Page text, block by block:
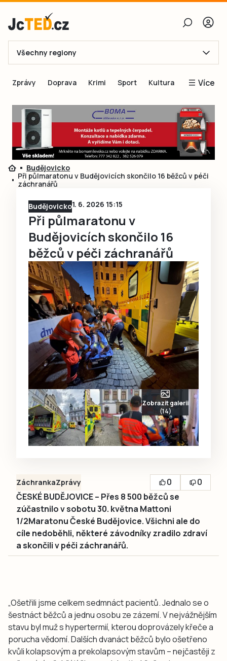
E-mail
Obnovit heslo
Přihlásit se
Přihlásit se přes Facebook
Všechny regiony
Zprávy Doprava Krimi Sport Kultura Více
Blogy
Inspirace
Čtenáři píší
Speciální přílohy
Budějovicko
Při půlmaratonu v Budějovicích skončilo 16 běžců v péči
záchranářů
Budějovicko1. 6. 2026 15:15
Při půlmaratonu v
Budějovicích skončilo 16
běžců v péči záchranářů
Zobrazit galerii
(14)
ZáchrankaZprávy 0
0
ČESKÉ BUDĚJOVICE – Přes 8 500 běžců se
zúčastnilo v sobotu 30. května Mattoni
1/2Maratonu České Budějovice. Všichni ale do
cíle nedoběhli, některé závodníky zradilo zdraví
a skončili v péči záchranářů.
„Ošetřili jsme celkem sedmnáct pacientů. Jednalo se o
šestnáct běžců a jednu osobu ze zázemí. V nejvážnějším
stavu byl muž s hypertermií, kterou doprovázely křeče a
porucha vědomí. Dalších dvanáct běžců bylo ošetřeno
kvůli kolapsovým a prekolapsovým stavům – nejčastěji z